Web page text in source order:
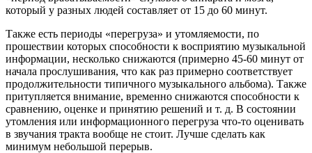
который у разных людей составляет от 15 до 60 минут.
Также есть периоды «перегруза» и утомляемости, по
прошествии которых способности к восприятию музыкальной
информации, несколько снижаются (примерно 45-60 минут от
начала прослушивания, что как раз примерно соответствует
продолжительности типичного музыкального альбома). Также
притупляется внимание, временно снижаются способности к
сравнению, оценке и принятию решений и т. д. В состоянии
утомления или информационного перегруза что-то оценивать
в звучания тракта вообще не стоит. Лучше сделать как
минимум небольшой перерыв.